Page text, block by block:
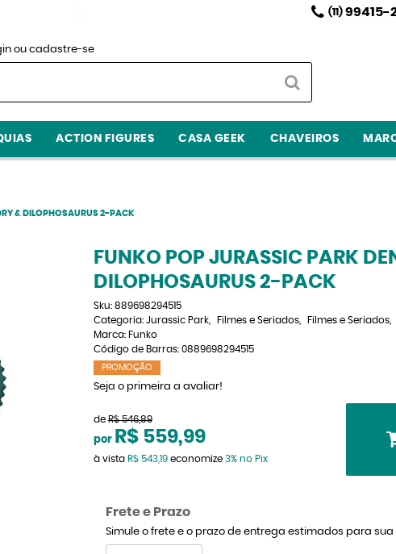
(11)99415-
ou cadastre-se
ACTION FIGURES CASA GEEK CHAVEIROS
& DILOPHOSAURUS 2-PACK
FUNKO POP JURASSIC PARK
DILOPHOSAURUS 2-PACK
Sku: 889698294515
Categoria: Jurassic Park Filmes e Seriados Filmes e Seriados
Marca: Funko
Código de Barras: 0889698294515
PROMOÇÃO
Seja o primeira a avaliar!
de R$ 546,89
por R$ 559,99
à vista R$ 543,19economize 3% no Pix
Frete e Prazo
Simule o frete e o prazo de entrega estimados para sua